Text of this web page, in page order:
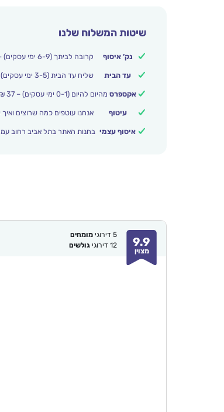
שיטות המשלוח שלנו
נק’ איסוף קרובה לביתך (6-9 ימי עסקים) – 16 ₪. הזמנות מעל 250 ₪ משלוח חינם.
עד הבית שליח עד הבית (3-5 ימי עסקים) – 24 ₪. הזמנות מעל 399 ₪ משלוח חינם.
אקספרס מהיום להיום (0-1 ימי עסקים) – 37 ₪.
עיטוף אנחנו עוטפים כמה שרוצים
איסוף עצמי בחנות האתר בתל אביב רחוב עמק
9.9
מצוין
5 דירוגימומחים
12 דירוגיגולשים